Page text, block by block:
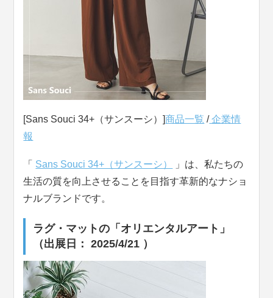
[Sans Souci 34+（サンスーシ）]商品一覧 /企業情
報
「 Sans Souci 34+（サンスーシ）
」は、私たちの
生活の質を向上させることを目指す革新的なナショ
ナルブランドです。
ラグ・マットの「オリエンタルアート」
（出展日： 2025/4/21 ）